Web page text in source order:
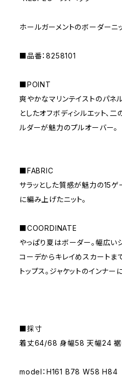
ホールガーメントのボーダーニ
■品番：8258101
■POINT
爽やかなマリンテイストのパネ
としたオフボディシルエット、
ルダーが魅力のプルオーバー。
■FABRIC
サラッとした質感が魅力の15
に編み上げたニット。
■COORDINATE
やっぱり夏はボーダー。幅広い
コーデからキレイめスカート
トップス。ジャケットのインナー
■採寸
着丈64/68 身幅58 天幅24
model：H161 B78 W58 H84